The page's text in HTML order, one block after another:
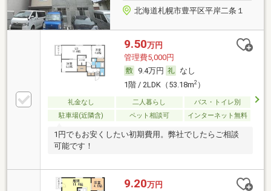
北海道札幌市豊平区平岸二条１
9.50万円
管理費5,000円
9.4万円
なし
1階 / 2LDK（53.18m2）
礼金なし 二人暮らし
バス・トイレ別
駐車場(近隣含)
ペット相談可 インターネット無料
1円でもお安くしたい初期費用。弊社でしたらご相談
可能です！
9.20万円